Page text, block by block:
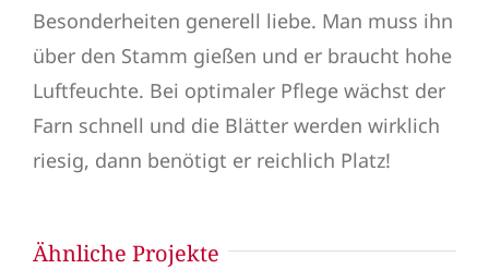
Besonderheiten generell liebe. Man muss ihn
über den Stamm gießen und er braucht hohe
Luftfeuchte. Bei optimaler Pflege wächst der
Farn schnell und die Blätter werden wirklich
riesig, dann benötigt er reichlich Platz!
Ähnliche Projekte